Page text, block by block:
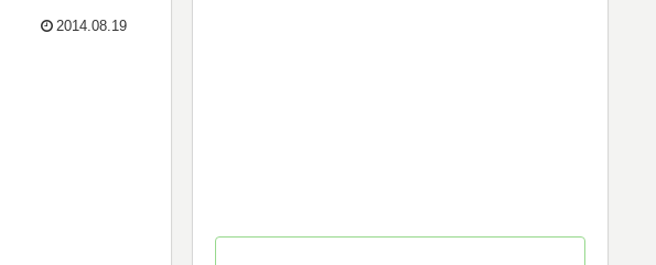
2014.08.19